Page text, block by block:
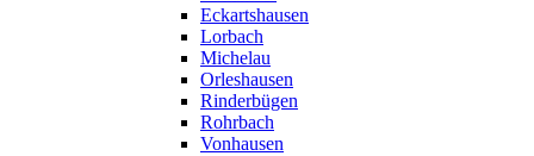
Eckartshausen
Lorbach
Michelau
Orleshausen
Rinderbügen
Rohrbach
Vonhausen